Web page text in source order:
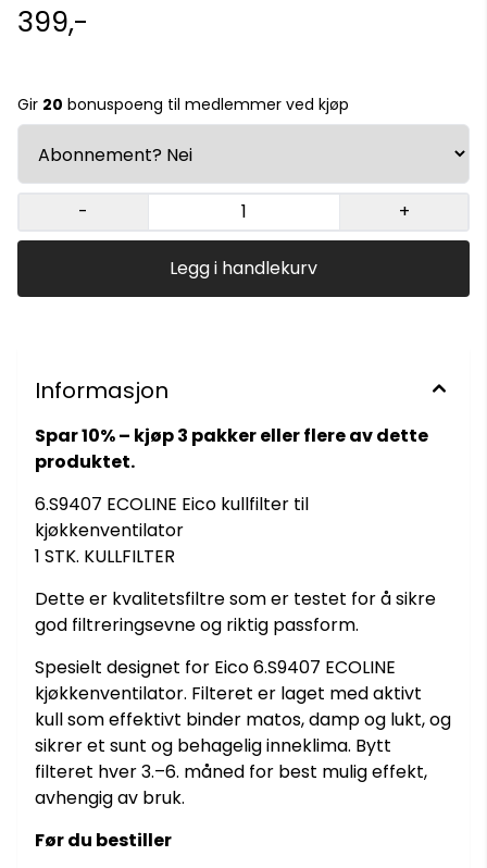
399,-
Gir 20 bonuspoeng til medlemmer ved kjøp
- +
Legg i handlekurv
Informasjon
Spar 10% – kjøp 3 pakker eller flere av dette
produktet.
6.S9407 ECOLINE Eico kullfilter til
kjøkkenventilator
1 STK. KULLFILTER
Dette er kvalitetsfiltre som er testet for å sikre
god filtreringsevne og riktig passform.
Spesielt designet for Eico 6.S9407 ECOLINE
kjøkkenventilator. Filteret er laget med aktivt
kull som effektivt binder matos, damp og lukt, og
sikrer et sunt og behagelig inneklima. Bytt
filteret hver 3.–6. måned for best mulig effekt,
avhengig av bruk.
Før du bestiller